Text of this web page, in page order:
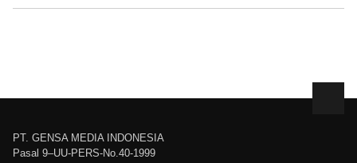
PT. GENSA MEDIA INDONESIA
Pasal 9–UU-PERS-No.40-1999